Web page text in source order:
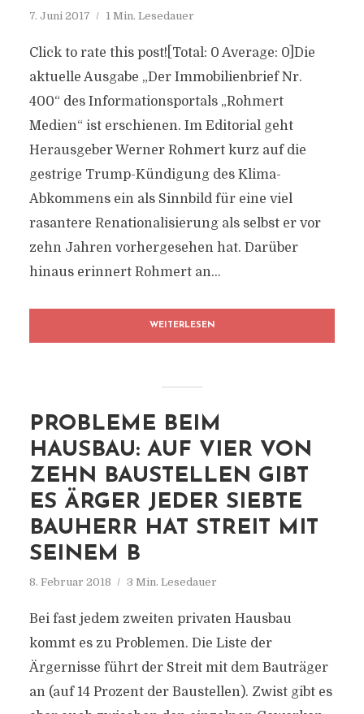
7. Juni 2017 1 Min. Lesedauer
Click to rate this post![Total: 0 Average: 0]Die
aktuelle Ausgabe „Der Immobilienbrief Nr.
400“ des Informationsportals „Rohmert
Medien“ ist erschienen. Im Editorial geht
Herausgeber Werner Rohmert kurz auf die
gestrige Trump-Kündigung des Klima-
Abkommens ein als Sinnbild für eine viel
rasantere Renationalisierung als selbst er vor
zehn Jahren vorhergesehen hat. Darüber
hinaus erinnert Rohmert an...
WEITERLESEN
PROBLEME BEIM
HAUSBAU: AUF VIER VON
ZEHN BAUSTELLEN GIBT
ES ÄRGER JEDER SIEBTE
BAUHERR HAT STREIT MIT
SEINEM B
8. Februar 2018 3 Min. Lesedauer
Bei fast jedem zweiten privaten Hausbau
kommt es zu Problemen. Die Liste der
Ärgernisse führt der Streit mit dem Bauträger
an (auf 14 Prozent der Baustellen). Zwist gibt es